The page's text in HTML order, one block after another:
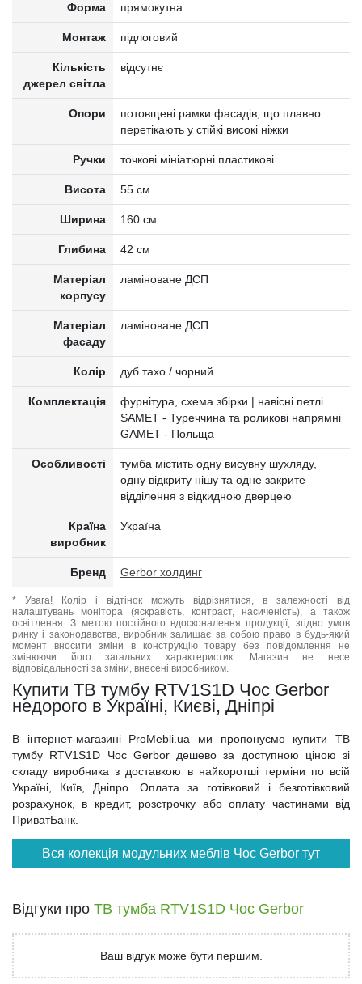
Форма прямокутна
Монтаж підлоговий
Кількість
джерел світла
відсутнє
Опори
потовщені рамки фасадів, що плавно
перетікають у стійкі високі ніжки
Ручки точкові мініатюрні пластикові
Висота 55 см
Ширина 160 см
Глибина 42 см
Матеріал
корпусу
ламіноване ДСП
Матеріал
фасаду
ламіноване ДСП
Колір дуб тахо / чорний
Комплектація
фурнітура, схема збірки | навісні петлі
SAMET - Туреччина та роликові напрямні
GAMET - Польща
Особливості
тумба містить одну висувну шухляду,
одну відкриту нішу та одне закрите
відділення з відкидною дверцею
Країна
виробник
Україна
Бренд Gerbor холдинг
* Увага! Колір і відтінок можуть відрізнятися, в залежності від
налаштувань монітора (яскравість, контраст, насиченість), а також
освітлення. З метою постійного вдосконалення продукції, згідно умов
ринку і законодавства, виробник залишає за собою право в будь-який
момент вносити зміни в конструкцію товару без повідомлення не
змінюючи його загальних характеристик. Магазин не несе
відповідальності за зміни, внесені виробником.
Купити ТВ тумбу RTV1S1D Чос Gerbor
недорого в Україні, Києві, Дніпрі
В інтернет-магазині ProMebli.ua ми пропонуємо купити ТВ
тумбу RTV1S1D Чос Gerbor дешево за доступною ціною зі
складу виробника з доставкою в найкоротші терміни по всій
Україні, Київ, Дніпро. Оплата за готівковий і безготівковий
розрахунок, в кредит, розстрочку або оплату частинами від
ПриватБанк.
Вся колекція модульних меблів Чос Gerbor тут
Відгуки про ТВ тумба RTV1S1D Чос Gerbor
Ваш відгук може бути першим.